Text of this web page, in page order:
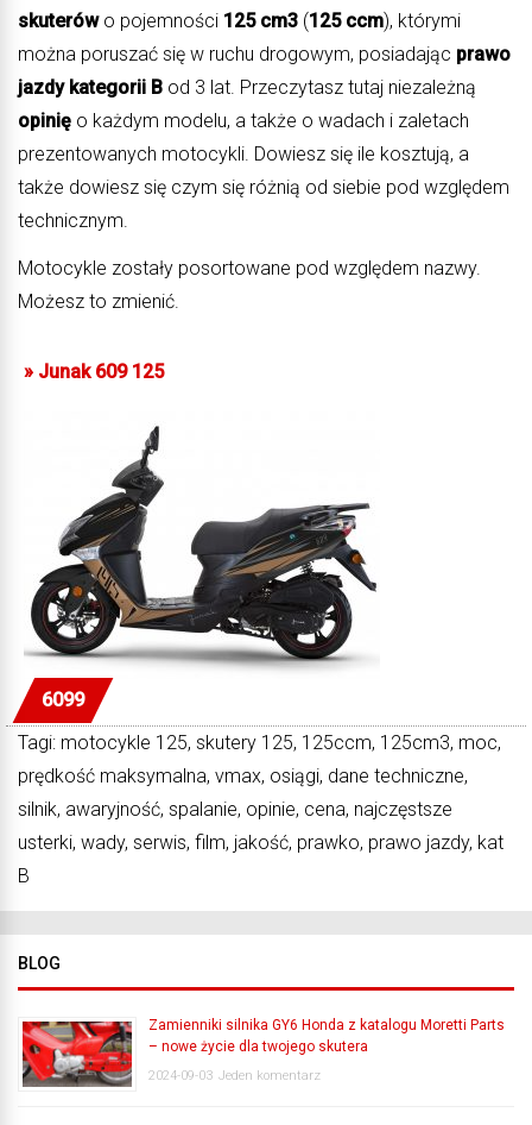
skuterówo pojemności 125 cm3 (125 ccm), którymi
można poruszać się w ruchu drogowym, posiadając prawo
jazdy kategorii B od 3 lat. Przeczytasz tutaj niezależną
opinię o każdym modelu, a także o wadach i zaletach
prezentowanych motocykli. Dowiesz się ile kosztują, a
także dowiesz się czym się różnią od siebie pod względem
technicznym.
Motocykle zostały posortowane pod względem nazwy.
Możesz to zmienić.
» Junak 609 125
6099
Tagi: motocykle 125, skutery 125, 125ccm, 125cm3, moc,
prędkość maksymalna, vmax, osiągi, dane techniczne,
silnik, awaryjność, spalanie, opinie, cena, najczęstsze
usterki, wady, serwis, film, jakość, prawko, prawo jazdy, kat
B
BLOG
Zamienniki silnika GY6 Honda z katalogu Moretti Parts
– nowe życie dla twojego skutera
2024-09-03 Jeden komentarz